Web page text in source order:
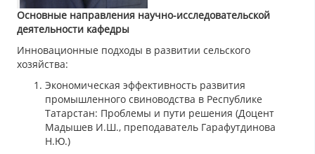
Основные направления научно-исследовательской
деятельности кафедры
Инновационные подходы в развитии сельского
хозяйства:
Экономическая эффективность развития
промышленного свиноводства в Республике
Татарстан: Проблемы и пути решения (Доцент
Мадышев И.Ш., преподаватель Гарафутдинова
Н.Ю.)